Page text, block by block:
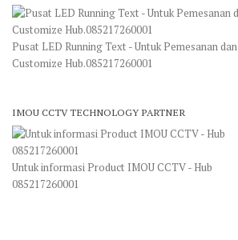
Pusat LED Running Text - Untuk Pemesanan dan
Customize Hub.085217260001
IMOU CCTV TECHNOLOGY PARTNER
Untuk informasi Product IMOU CCTV - Hub
085217260001